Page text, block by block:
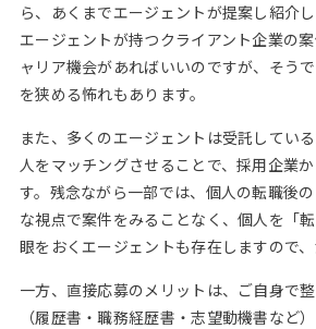
ら、あくまでエージェントが提案し紹介
エージェントが持つクライアント企業の
ャリア機会があればいいのですが、そう
を狭める怖れもあります。
また、多くのエージェントは受託してい
人をマッチングさせることで、採用企業
す。残念ながら一部では、個人の転職後
な視点で案件をみることなく、個人を「
眼をおくエージェントも存在しますので、
一方、直接応募のメリットは、ご自身で
（履歴書・職務経歴書・志望動機書など